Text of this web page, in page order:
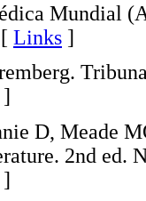
Mundial
Links ]
]
D, Meade
2nd ed.
]